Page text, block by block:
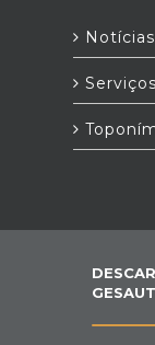
Notícias
Serviços